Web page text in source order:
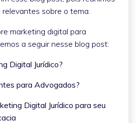
sobre o tema.
marketing digital para
a seguir nesse blog post:
Digital Jurídico?
para Advogados?
Digital Jurídico para seu